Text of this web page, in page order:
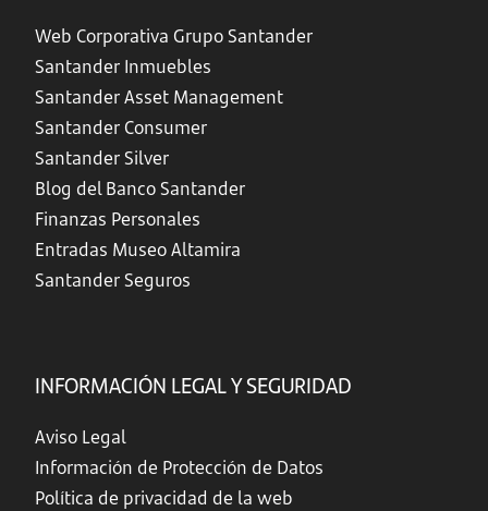
Web Corporativa Grupo Santander
Santander Inmuebles
Santander Asset Management
Santander Consumer
Santander Silver
Blog del Banco Santander
Finanzas Personales
Entradas Museo Altamira
Santander Seguros
INFORMACIÓN LEGAL Y SEGURIDAD
Aviso Legal
Información de Protección de Datos
Política de privacidad de la web